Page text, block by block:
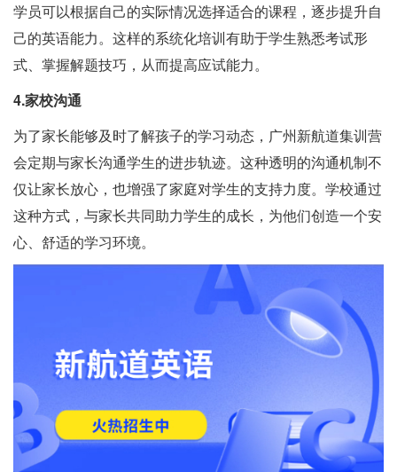
学员可以根据自己的实际情况选择适合的课程，逐步提升自
己的英语能力。这样的系统化培训有助于学生熟悉考试形
式、掌握解题技巧，从而提高应试能力。
4.家校沟通
为了家长能够及时了解孩子的学习动态，广州新航道集训营
会定期与家长沟通学生的进步轨迹。这种透明的沟通机制不
仅让家长放心，也增强了家庭对学生的支持力度。学校通过
这种方式，与家长共同助力学生的成长，为他们创造一个安
心、舒适的学习环境。